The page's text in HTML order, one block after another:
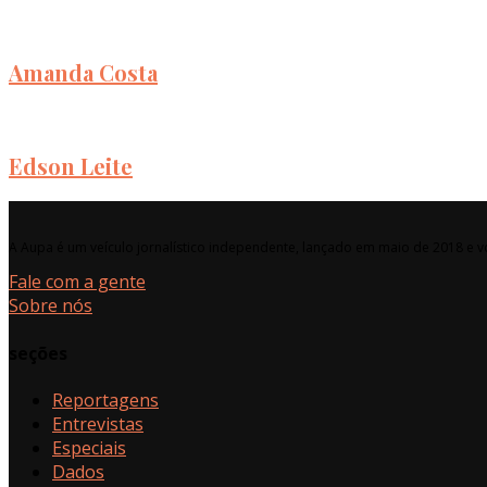
Amanda Costa
Edson Leite
Fale com a gente
Sobre nós
Reportagens
Entrevistas
Especiais
Dados